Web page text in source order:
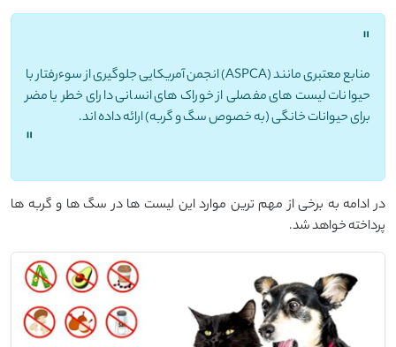
"
منابع معتبری مانند (ASPCA) انجمن آمریکایی جلوگیری از سوءرفتار با
حیوانات لیست های مفصلی از خوراک های انسانی دارای خطر یا مضر
برای حیوانات خانگی (به خصوص سگ و گربه) ارائه داده اند.
"
در ادامه به برخی از مهم ترین موارد این لیست ها در سگ ها و گربه ها
پرداخته خواهد شد.